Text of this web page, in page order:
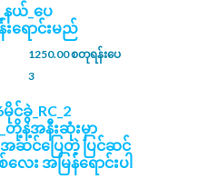
နယ်_ပေ
ရောင်းမည်
1250.00 စတုရန်းပေ
3
ခွဲ_RC_2
တို့နဲ့အနီးဆုံးမှာ
အဆင်ပြေတဲ့ ပြင်ဆင်
ေး အမြန်‌ရောင်းပါ